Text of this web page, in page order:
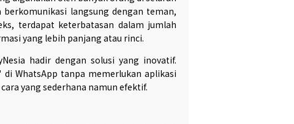
langsung dengan teman,
terdapat keterbatasan dalam jumlah
yang lebih panjang atau rinci.
hadir dengan solusi yang inovatif.
WhatsApp tanpa memerlukan aplikasi
yang sederhana namun efektif.